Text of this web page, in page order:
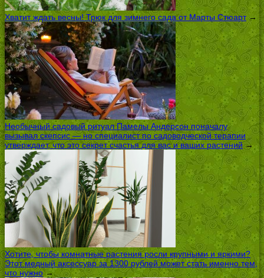
Хватит ждать весны! Трюк для зимнего сада от Марты Стюарт→
Необычный садовый ритуал Памелы Андерсон поначалу
вызывал скепсис — но специалист по садоводческой терапии
утверждает, что это секрет счастья для вас и ваших растений→
Хотите, чтобы комнатные растения росли крупными и яркими?
Этот медный аксессуар за 1300 рублей может стать именно тем,
что нужно→